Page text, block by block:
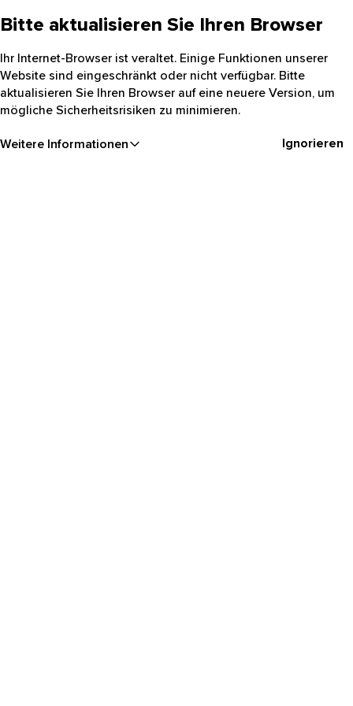
Bitte aktualisieren Sie Ihren Browser
Ihr Internet-Browser ist veraltet. Einige Funktionen unserer
Website sind eingeschränkt oder nicht verfügbar. Bitte
aktualisieren Sie Ihren Browser auf eine neuere Version, um
mögliche Sicherheitsrisiken zu minimieren.
Weitere Informationen Ignorieren